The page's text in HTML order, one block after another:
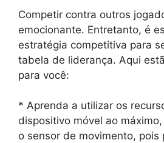
Competir contra outros
emocionante. Entretanto, é
estratégia competitiva para
tabela de liderança. Aqui
para você:
* Aprenda a utilizar os
dispositivo móvel ao
o sensor de movimento, pois